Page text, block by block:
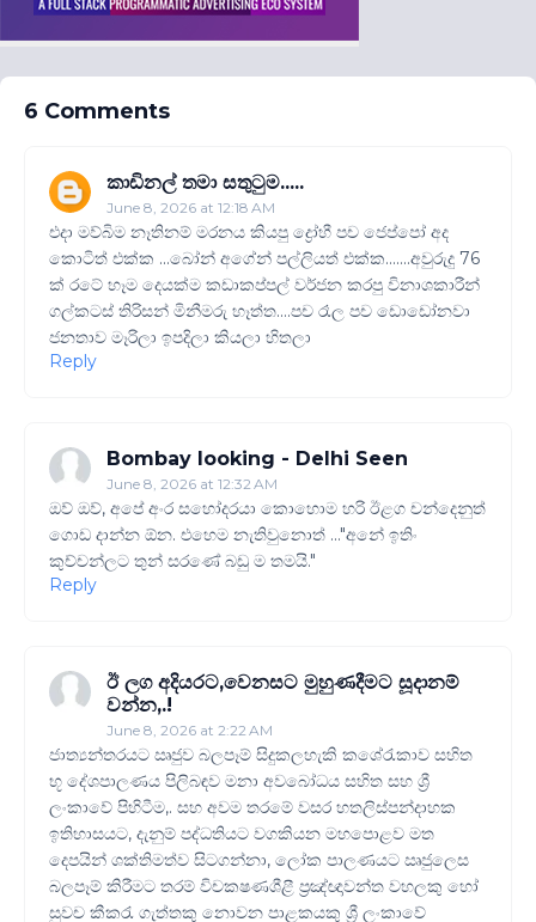
6 Comments
කාඩිනල් තමා සතුටුම.....
June 8, 2026 at 12:18 AM
එදා මව්බිම නෑතිනම් මරනය කියපු ද්‍රෝහී පච ජෙප්පෝ අද
කොටිත් එක්ක ...බෝන් අගේන් පල්ලියත් එක්ක.......අවුරුදු 76
ක් රටේ හෑම දෙයක්ම කඩාකප්පල් වර්ජන කරපු විනාශකාරීන්
ගල්කටස් තිරිසන් මිනීමරු හෑත්ත....පච රෑල පච ඩොඩෝනවා
ජනතාව මෑරිලා ඉපදිලා කියලා හිතලා
Reply
Bombay looking - Delhi Seen
June 8, 2026 at 12:32 AM
ඔව් ඔව්, අපේ අංර සහෝදරයා කොහොම හරි ඊළග චන්දෙනුත්
ගොඩ දාන්න ඕන. එහෙම නැතිවුනොත් ..."අනේ ඉතිං
කුච්චන්ලට තුන් සරණේ බඩු ම තමයි."
Reply
ඊ ලග අදියරට,වෙනසට මුහුණදීමට සූදානම්
වන්න,.!
June 8, 2026 at 2:22 AM
ජාත්‍යන්තරයට ඍජුව බලපෑම් සිදුකලහැකි කශේරැකාව සහිත
භූ දේශපාලණය පිලිබඳව මනා අවබෝධය සහිත සහ ශ්‍රී
ලංකාවේ පිහිටීම,. සහ අවම තරමේ වසර හතලිස්පන්දාහක
ඉතිහාසයට, දැනුම් පද්ධතියට වගකියන මහපොළව මත
දෙපයින් ශක්තිමත්ව සිටගන්නා, ලෝක පාලණයට ඍජුලෙස
බලපෑම් කිරීමට තරම් විචකෂණශීළී ප්‍රඤ්ඥාවන්ත වහලකු හෝ
සුවච කීකරැ ගැත්තකු නොවන පාළකයකු ශ්‍රී ලංකාවේ